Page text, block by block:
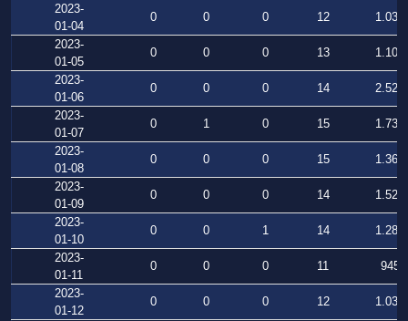
2023-
01-04
0 0 0 12
1.034
2023-
01-05
0 0 0 13
1.105
2023-
01-06
0 0 0 14
2.528
2023-
01-07
0 1 0 15
1.732
2023-
01-08
0 0 0 15
1.369
2023-
01-09
0 0 0 14
1.526
2023-
01-10
0 0 1 14
1.280
2023-
01-11
0 0 0 11
945
2023-
01-12
0 0 0 12
1.031